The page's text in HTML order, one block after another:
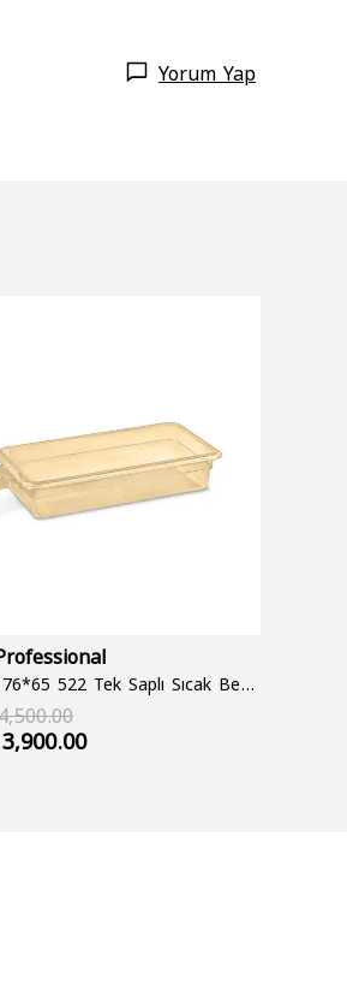
Yorum Yap
1/3 325*176*65 522 Tek Saplı Sıcak Bekletme Tepsisi